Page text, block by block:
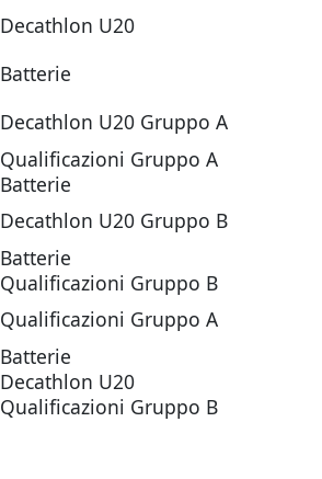
Decathlon U20
Batterie
Decathlon U20 Gruppo A
Qualificazioni Gruppo A
Batterie
Decathlon U20 Gruppo B
Batterie
Qualificazioni Gruppo B
Qualificazioni Gruppo A
Batterie
Decathlon U20
Qualificazioni Gruppo B